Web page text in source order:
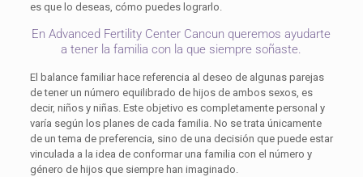
es que lo deseas, cómo puedes lograrlo.
En Advanced Fertility Center Cancun queremos ayudarte
a tener la familia con la que siempre soñaste.
El balance familiar hace referencia al deseo de algunas parejas
de tener un número equilibrado de hijos de ambos sexos, es
decir, niños y niñas. Este objetivo es completamente personal y
varía según los planes de cada familia. No se trata únicamente
de un tema de preferencia, sino de una decisión que puede estar
vinculada a la idea de conformar una familia con el número y
género de hijos que siempre han imaginado.